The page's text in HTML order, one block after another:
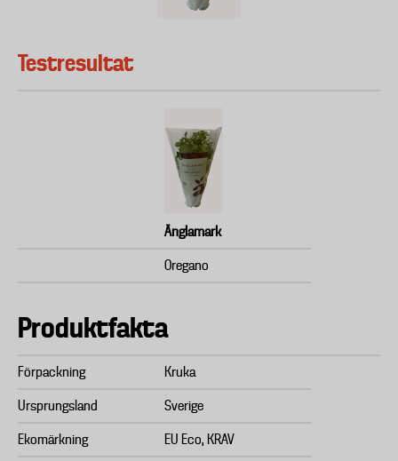
Testresultat
Änglamark
Oregano
Produktfakta
Förpackning Kruka
Ursprungsland Sverige
Ekomärkning EU Eco, KRAV